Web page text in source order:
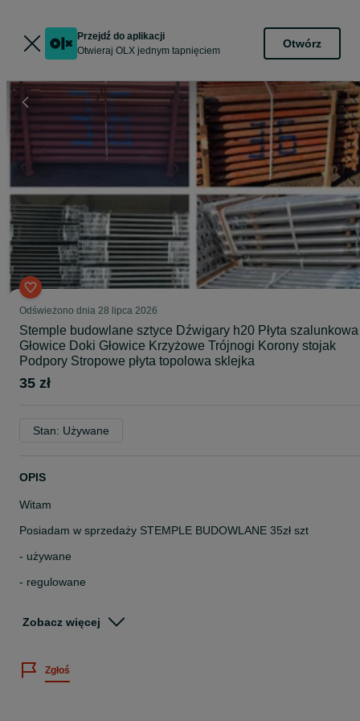
Przejdź do aplikacji
Otwieraj OLX jednym tapnięciem
Otwórz
Odświeżono dnia 28 lipca 2026
Stemple budowlane sztyce Dźwigary h20 Płyta szalunkowa
Głowice Doki Głowice Krzyżowe Trójnogi Korony stojak
Podpory Stropowe płyta topolowa sklejka
35 zł
Stan: Używane
OPIS
Witam
Posiadam w sprzedaży STEMPLE BUDOWLANE 35zł szt
- używane
- regulowane
Dostępna nośność stempli 8KN, 10 KN, 12KN, 14KN, 20KN
Zobacz więcej
Zgłoś